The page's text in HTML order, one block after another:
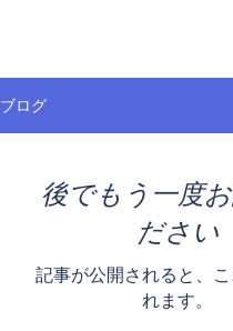
ブログ
後でもう一度
ださい
記事が公開されると、
れます。